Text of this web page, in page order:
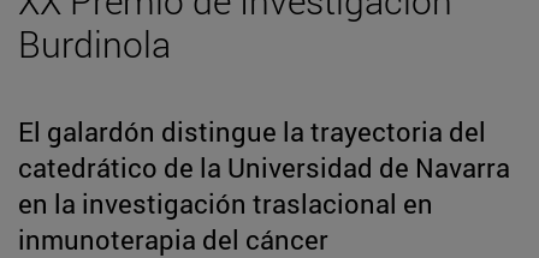
Burdinola
El galardón distingue la trayectoria del
catedrático de la Universidad de Navarra
en la investigación traslacional en
inmunoterapia del cáncer